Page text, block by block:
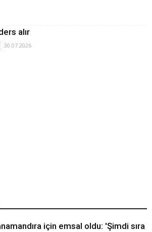
alır
30.07.2026
için emsal oldu: 'Şimdi sıra